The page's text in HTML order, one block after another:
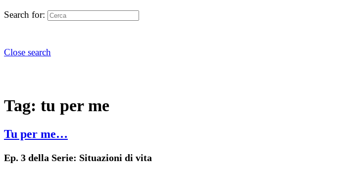
Search for:
Close search
Tag: tu per me
Tu per me…
Ep. 3 della Serie: Situazioni di vita